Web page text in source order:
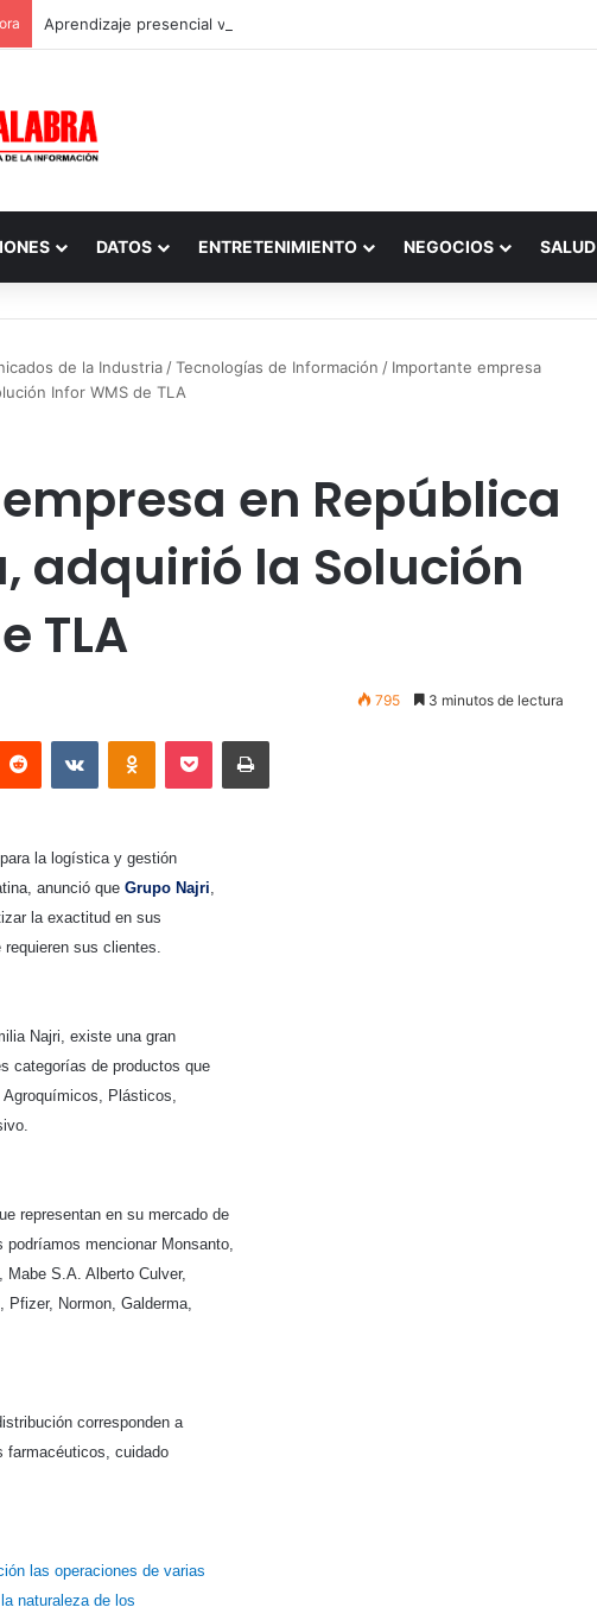
Aprendizaje presencial vs. por internet
DATOS ENTRETENIMIENTO NEGOCIOS SALUD
de la Industria /Tecnologías de Información / Importante empresa
Infor WMS de TLA
en República
adquirió la Solución
TLA
795 3 minutos de lectura
Reddit VKontakteOdnoklassniki
Pocket Imprimir
la logística y gestión
anunció que Grupo Najri,
la exactitud en sus
sus clientes.
Najri, existe una gran
categorías de productos que
Plásticos,
representan en su mercado de
mencionar Monsanto,
S.A. Alberto Culver,
Pfizer, Normon, Galderma,
corresponden a
farmacéuticos, cuidado
las operaciones de varias
naturaleza de los